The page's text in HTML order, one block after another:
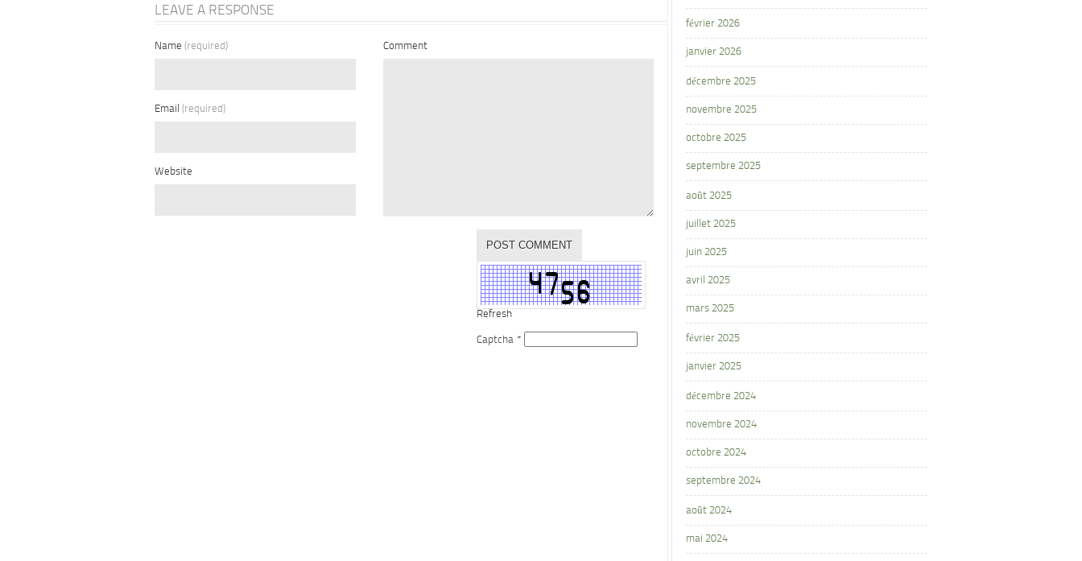
LEAVE A RESPONSE
Name (required)
Email (required)
Website
Comment
Refresh
Captcha *
février 2026
janvier 2026
décembre 2025
novembre 2025
octobre 2025
septembre 2025
août 2025
juillet 2025
juin 2025
avril 2025
mars 2025
février 2025
janvier 2025
décembre 2024
novembre 2024
octobre 2024
septembre 2024
août 2024
mai 2024